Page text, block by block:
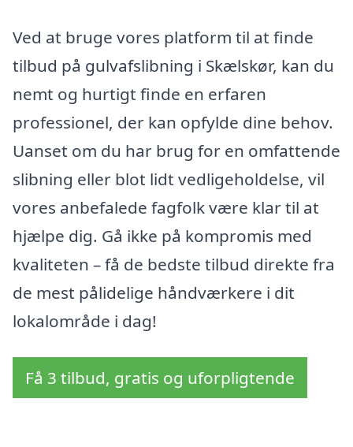
Ved at bruge vores platform til at finde
tilbud på gulvafslibning i Skælskør, kan du
nemt og hurtigt finde en erfaren
professionel, der kan opfylde dine behov.
Uanset om du har brug for en omfattende
slibning eller blot lidt vedligeholdelse, vil
vores anbefalede fagfolk være klar til at
hjælpe dig. Gå ikke på kompromis med
kvaliteten – få de bedste tilbud direkte fra
de mest pålidelige håndværkere i dit
lokalområde i dag!
Få 3 tilbud, gratis og uforpligtende